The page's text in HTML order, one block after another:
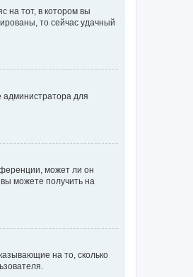
на тот, в котором вы
то сейчас удачный
администратора для
может ли он
можете получить на
на то, сколько